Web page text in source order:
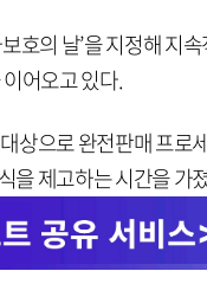
호의 날’을 지정해 지
어오고 있다.
상으로 완전판매 프로
을 제고하는 시간을 가